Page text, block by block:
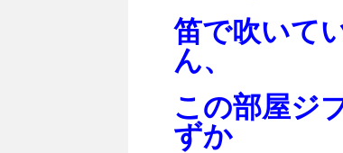
笛で吹いて
ん、
この部屋ジ
ずか